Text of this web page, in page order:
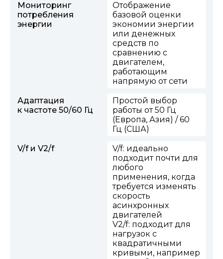
Мониторинг
потребления
энергии
Отображение
базовой оценки
экономии энергии
или денежных
средств по
сравнению с
двигателем,
работающим
напрямую от сети
Адаптация
к частоте 50/60 Гц
Простой выбор
работы от 50 Гц
(Европа, Азия) / 60
Гц (США)
V/f и V2/f
V/f: идеально
подходит почти для
любого
применения, когда
требуется изменять
скорость
асинхронных
двигателей
V2/f: подходит для
нагрузок с
квадратичными
кривыми, например